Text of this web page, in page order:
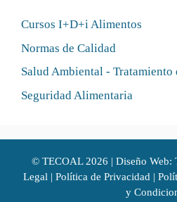
Cursos I+D+i Alimentos
Normas de Calidad
Salud Ambiental -
Seguridad Alimentaria
© TECOAL2026 | Diseño Web:
Legal | Política de Privacidad |
y